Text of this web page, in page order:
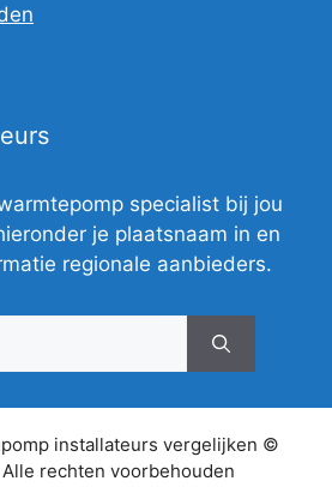
specialist bij jou
je plaatsnaam in en
regionale aanbieders.
installateurs vergelijken ©
rechten voorbehouden